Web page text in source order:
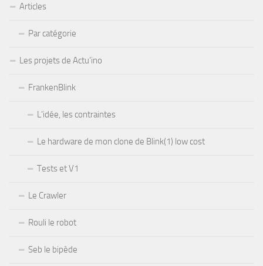
Articles
Par catégorie
Les projets de Actu’ino
FrankenBlink
L’idée, les contraintes
Le hardware de mon clone de Blink(1) low cost
Tests et V1
Le Crawler
Rouli le robot
Seb le bipède